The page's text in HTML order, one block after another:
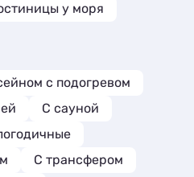
у моря
с подогревом
С сауной
С трансфером